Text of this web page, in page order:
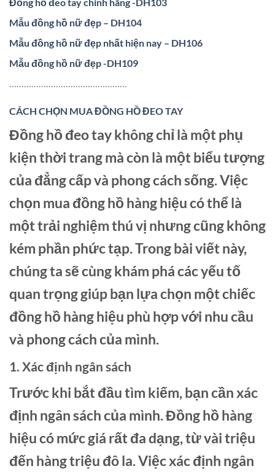
Mẫu đồng hồ nữ đẹp – DH104
Mẫu đồng hồ nữ đẹp nhất hiện nay – DH106
Mẫu đồng hồ nữ đẹp -DH109
CÁCH CHỌN MUA ĐỒNG HỒ ĐEO TAY
Đồng hồ đeo tay không chỉ là một phụ
kiện thời trang mà còn là một biểu tượng
của đẳng cấp và phong cách sống. Việc
chọn mua đồng hồ hàng hiệu có thể là
một trải nghiệm thú vị nhưng cũng không
kém phần phức tạp. Trong bài viết này,
chúng ta sẽ cùng khám phá các yếu tố
quan trọng giúp bạn lựa chọn một chiếc
đồng hồ hàng hiệu phù hợp với nhu cầu
và phong cách của mình.
1. Xác định ngân sách
Trước khi bắt đầu tìm kiếm, bạn cần xác
định ngân sách của mình. Đồng hồ hàng
hiệu có mức giá rất đa dạng, từ vài triệu
đến hàng triệu đô la. Việc xác định ngân